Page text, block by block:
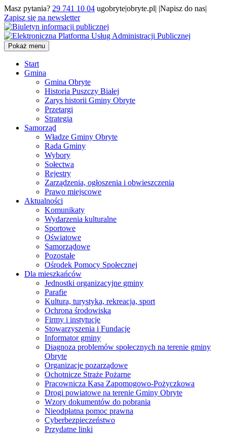
Masz pytania? 29 741 10 04 ugobryte|obryte.pl| |Napisz do nas|
Zapisz się na newsletter
Pokaż menu
Start
Gmina
Gmina Obryte
Historia Puszczy Białej
Zarys historii Gminy Obryte
Przetargi
Strategia
Samorząd
Władze Gminy Obryte
Rada Gminy
Wybory
Sołectwa
Rejestry
Zarządzenia, ogłoszenia i obwieszczenia
Prawo miejscowe
Aktualności
Komunikaty
Wydarzenia kulturalne
Sportowe
Oświatowe
Samorządowe
Pozostałe
Ośrodek Pomocy Społecznej
Dla mieszkańców
Jednostki organizacyjne gminy
Parafie
Kultura, turystyka, rekreacja, sport
Ochrona środowiska
Firmy i instytucje
Stowarzyszenia i Fundacje
Informator gminy
Diagnoza problemów społecznych na terenie gminy
Obryte
Organizacje pozarządowe
Ochotnicze Straże Pożarne
Pracownicza Kasa Zapomogowo-Pożyczkowa
Drogi powiatowe na terenie Gminy Obryte
Wzory dokumentów do pobrania
Nieodpłatna pomoc prawna
Cyberbezpieczeństwo
Przydatne linki